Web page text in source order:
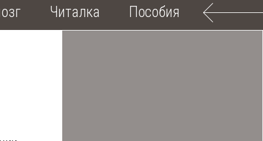
Читалка Пособия